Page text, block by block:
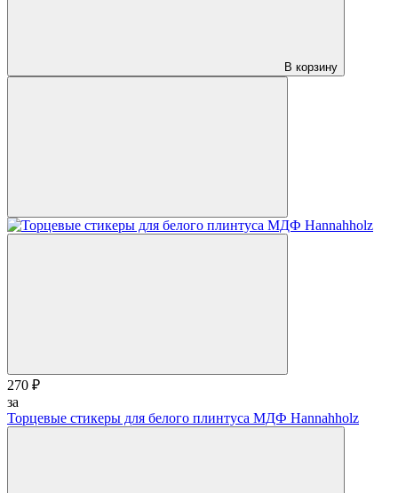
В корзину
270 ₽
за
Торцевые стикеры для белого плинтуса МДФ Hannahholz